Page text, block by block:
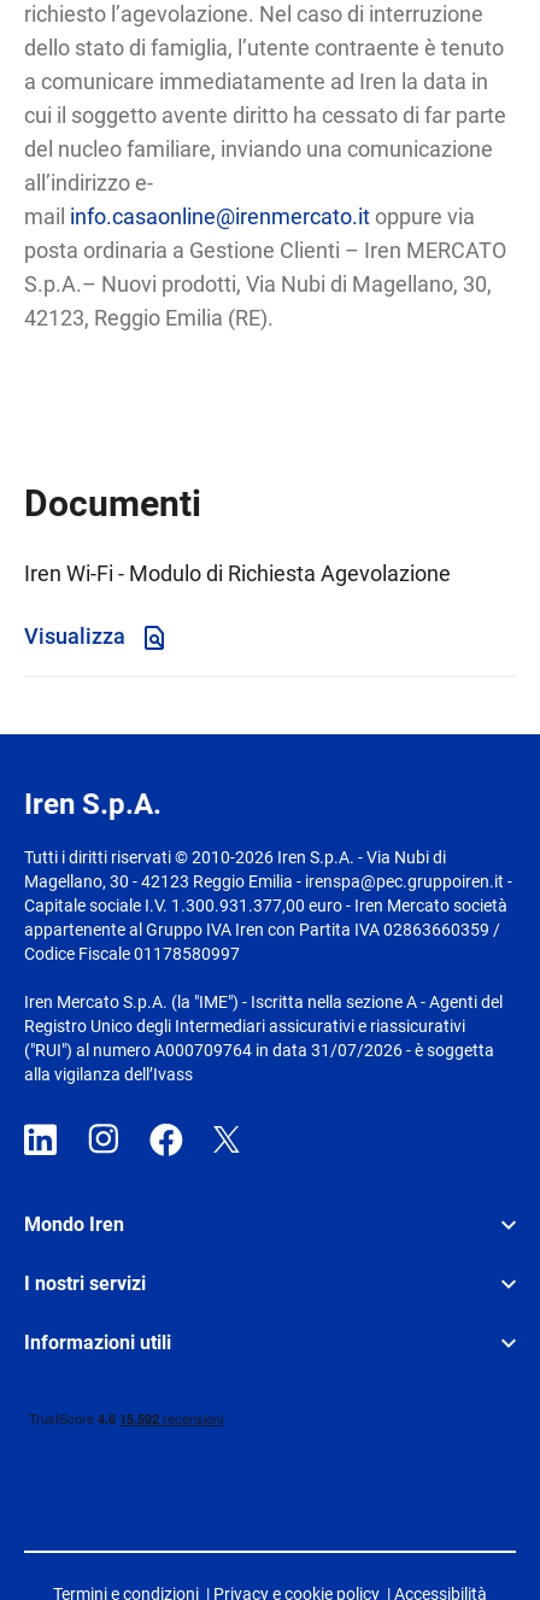
richiesto l’agevolazione. Nel caso di interruzione
dello stato di famiglia, l’utente contraente è tenuto
a comunicare immediatamente ad Iren la data in
cui il soggetto avente diritto ha cessato di far parte
del nucleo familiare, inviando una comunicazione
all’indirizzo e-
mail info.casaonline@irenmercato.itoppure via
posta ordinaria a Gestione Clienti – Iren MERCATO
S.p.A.– Nuovi prodotti, Via Nubi di Magellano, 30,
42123, Reggio Emilia (RE).
Documenti
Iren Wi-Fi - Modulo di Richiesta Agevolazione
Visualizza
Iren S.p.A.
Tutti i diritti riservati © 2010-2026 Iren S.p.A. - Via Nubi di
Magellano, 30 - 42123 Reggio Emilia - irenspa@pec.gruppoiren.it -
Capitale sociale I.V. 1.300.931.377,00 euro - Iren Mercato società
appartenente al Gruppo IVA Iren con Partita IVA 02863660359 /
Codice Fiscale 01178580997
Iren Mercato S.p.A. (la "IME") - Iscritta nella sezione A - Agenti del
Registro Unico degli Intermediari assicurativi e riassicurativi
("RUI") al numero A000709764 in data 31/07/2026 - è soggetta
alla vigilanza dell’Ivass
Mondo Iren
I nostri servizi
Informazioni utili
Termini e condizioni | Privacy e cookie policy |Accessibilità